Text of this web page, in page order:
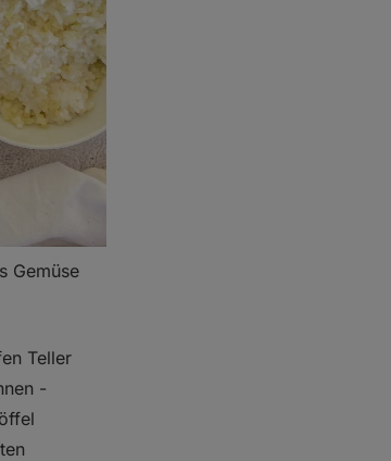
Gemüse
Teller
-